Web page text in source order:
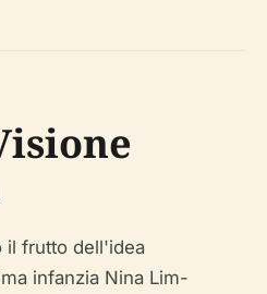
il frutto dell'idea
infanzia Nina Lim-